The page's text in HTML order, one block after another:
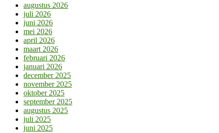
augustus 2026
juli 2026
juni 2026
mei 2026
april 2026
maart 2026
februari 2026
januari 2026
december 2025
november 2025
oktober 2025
september 2025
augustus 2025
juli 2025
juni 2025